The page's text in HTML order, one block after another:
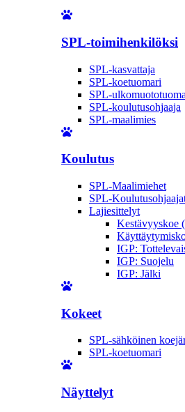
SPL-toimihenkilöksi
SPL-kasvattaja
SPL-koetuomari
SPL-
SPL-koulutusohjaaja
SPL-maalimies
Koulutus
SPL-Maalimiehet
SPL-
Lajiesittelyt
Kestävyyskoe
IGP:
IGP: Suojelu
IGP: Jälki
Kokeet
SPL-sähköinen
SPL-koetuomari
Näyttelyt